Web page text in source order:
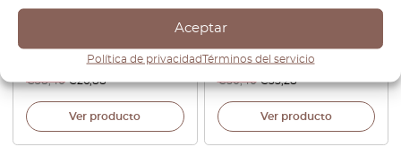
Aceptar
Política de privacidadTérminos del servicio
Opel negra 4046283539338
€38,40 €26,88
Ver producto
Cubierta Todo Color
22800032
€50,40 €35,28
Ver producto